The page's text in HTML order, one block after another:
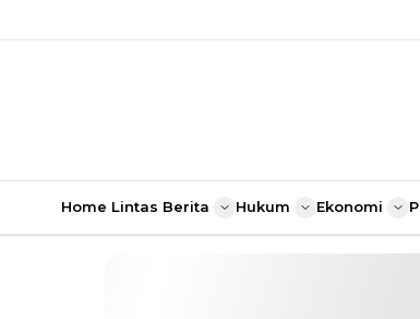
Home Lintas Berita Hukum Ekonomi